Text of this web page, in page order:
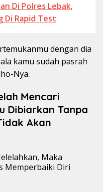
Di Polres Lebak,
Di Rapid Test
dengan dia
kamu sudah pasrah
Nya.
Mencari
Dibiarkan Tanpa
Akan